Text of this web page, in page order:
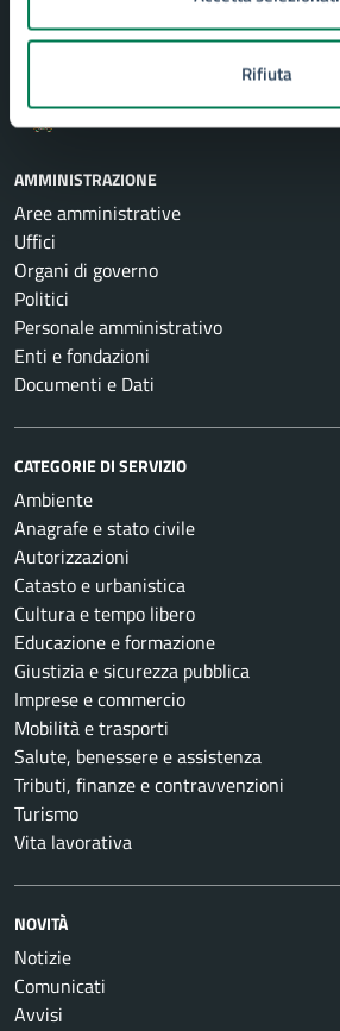
Rifiuta
Comune di Siracusa
AMMINISTRAZIONE
Aree amministrative
Uffici
Organi di governo
Politici
Personale amministrativo
Enti e fondazioni
Documenti e Dati
CATEGORIE DI SERVIZIO
Ambiente
Anagrafe e stato civile
Autorizzazioni
Catasto e urbanistica
Cultura e tempo libero
Educazione e formazione
Giustizia e sicurezza pubblica
Imprese e commercio
Mobilità e trasporti
Salute, benessere e assistenza
Tributi, finanze e contravvenzioni
Turismo
Vita lavorativa
NOVITÀ
Notizie
Comunicati
Avvisi